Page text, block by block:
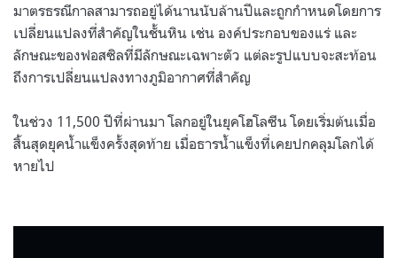
มาตรธรณีกาลสามารถอยู่ได้นานนับล้านปีและถูกกำหนดโดยการ
เปลี่ยนแปลงที่สำคัญในชั้นหิน เช่น องค์ประกอบของแร่ และ
ลักษณะของฟอสซิลที่มีลักษณะเฉพาะตัว แต่ละรูปแบบจะสะท้อน
ถึงการเปลี่ยนแปลงทางภูมิอากาศที่สำคัญ
ในช่วง 11,500 ปีที่ผ่านมา โลกอยู่ในยุคโฮโลซีน โดยเริ่มต้นเมื่อ
สิ้นสุดยุคน้ำแข็งครั้งสุดท้าย เมื่อธารน้ำแข็งที่เคยปกคลุมโลกได้
หายไป